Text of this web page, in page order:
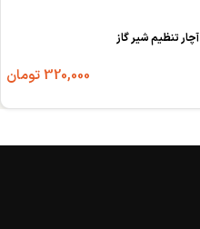
آچار تنظیم شیر گاز
320,000تومان